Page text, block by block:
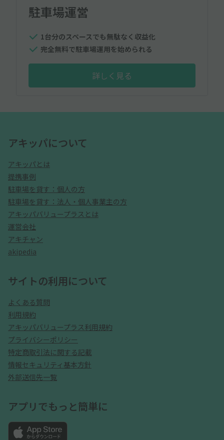
駐車場運営
1台分のスペースでも無駄なく収益化
完全無料で駐車場運用を始められる
詳しく見る
アキッパについて
アキッパとは
提携事例
駐車場を貸す：個人の方
駐車場を貸す：法人・個人事業主の方
アキッパバリュープラスとは
運営会社
アキチャン
akipedia
サイトの利用について
よくある質問
利用規約
アキッパバリュープラス利用規約
プライバシーポリシー
特定商取引法に関する記載
情報セキュリティ基本方針
外部送信先一覧
アプリでもっと簡単に